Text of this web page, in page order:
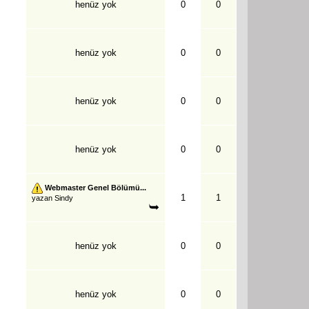
henüz yok 0 0
henüz yok 0 0
henüz yok 0 0
henüz yok 0 0
Webmaster Genel Bölümü...
yazan Sindy 1 1
henüz yok 0 0
henüz yok 0 0